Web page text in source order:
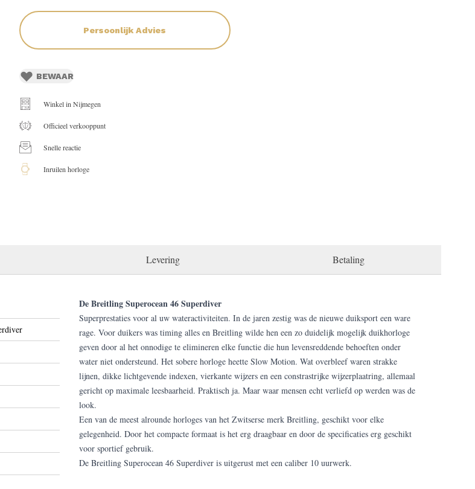
Persoonlijk Advies
BEWAAR
Winkel in Nijmegen
Officieel verkooppunt
Snelle reactie
Inruilen horloge
De Breitling Superocean 46 Superdiver
Superprestaties voor al uw wateractiviteiten. In de jaren zestig was de nieuwe duiksport een ware
rage. Voor duikers was timing alles en Breitling wilde hen een zo duidelijk mogelijk duikhorloge
geven door al het onnodige te elimineren elke functie die hun levensreddende behoeften onder
water niet ondersteund. Het sobere horloge heette Slow Motion. Wat overbleef waren strakke
lijnen, dikke lichtgevende indexen, vierkante wijzers en een constrastrijke wijzerplaatring, allemaal
gericht op maximale leesbaarheid. Praktisch ja. Maar waar mensen echt verliefd op werden was de
look.
Een van de meest alrounde horloges van het Zwitserse merk Breitling, geschikt voor elke
gelegenheid. Door het compacte formaat is het erg draagbaar en door de specificaties erg geschikt
voor sportief gebruik.
De Breitling Superocean 46 Superdiver is uitgerust met een caliber 10 uurwerk.
Levering Betaling